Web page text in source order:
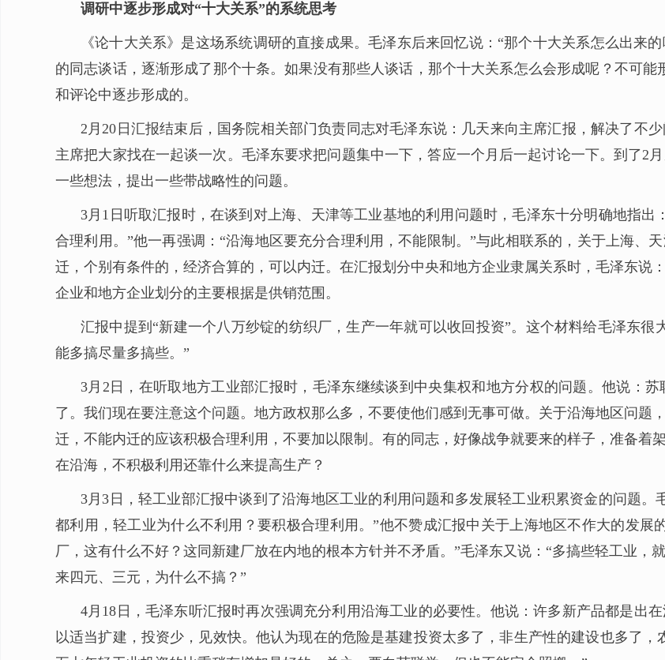
调研中逐步形成对“十大关系”的系统思考
《论十大关系》是这场系统调研的直接成果。毛泽东后来回忆说：“那个十大关系怎么出来
的同志谈话，逐渐形成了那个十条。如果没有那些人谈话，那个十大关系怎么会形成呢？不可
和评论中逐步形成的。
2月20日汇报结束后，国务院相关部门负责同志对毛泽东说：几天来向主席汇报，解决了不
主席把大家找在一起谈一次。毛泽东要求把问题集中一下，答应一个月后一起讨论一下。到了2
一些想法，提出一些带战略性的问题。
3月1日听取汇报时，在谈到对上海、天津等工业基地的利用问题时，毛泽东十分明确地指
合理利用。”他一再强调：“沿海地区要充分合理利用，不能限制。”与此相联系的，关于上海、
迁，个别有条件的，经济合算的，可以内迁。在汇报划分中央和地方企业隶属关系时，毛泽东说
企业和地方企业划分的主要根据是供销范围。
汇报中提到“新建一个八万纱锭的纺织厂，生产一年就可以收回投资”。这个材料给毛泽东很
能多搞尽量多搞些。”
3月2日，在听取地方工业部汇报时，毛泽东继续谈到中央集权和地方分权的问题。他说：
了。我们现在要注意这个问题。地方政权那么多，不要使他们感到无事可做。关于沿海地区问题
迁，不能内迁的应该积极合理利用，不要加以限制。有的同志，好像战争就要来的样子，准备着
在沿海，不积极利用还靠什么来提高生产？
3月3日，轻工业部汇报中谈到了沿海地区工业的利用问题和多发展轻工业积累资金的问题
都利用，轻工业为什么不利用？要积极合理利用。”他不赞成汇报中关于上海地区不作大的发
厂，这有什么不好？这同新建厂放在内地的根本方针并不矛盾。”毛泽东又说：“多搞些轻工业，
来四元、三元，为什么不搞？”
4月18日，毛泽东听汇报时再次强调充分利用沿海工业的必要性。他说：许多新产品都是出
以适当扩建，投资少，见效快。他认为现在的危险是基建投资太多了，非生产性的建设也多了